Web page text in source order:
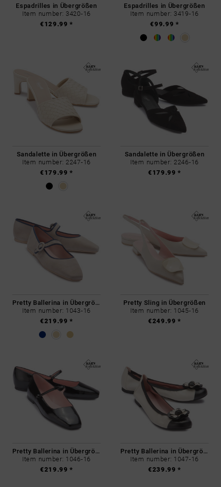
Espadrilles in Übergrößen
Item number: 3420-16
€129.99 *
Espadrilles in Übergrößen
Item number: 3419-16
€99.99 *
Sandalette in Übergrößen
Item number: 2247-16
€179.99 *
Sandalette in Übergrößen
Item number: 2246-16
€179.99 *
Pretty Ballerina in Übergrößen
Item number: 1043-16
€219.99 *
Pretty Sling in Übergrößen
Item number: 1045-16
€249.99 *
Pretty Ballerina in Übergrößen
Item number: 1046-16
€219.99 *
Pretty Ballerina in Übergrößen
Item number: 1047-16
€239.99 *